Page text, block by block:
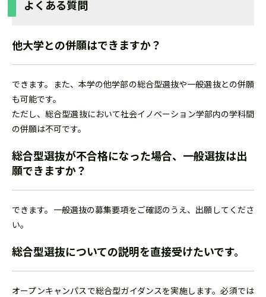
よくある質問
他大学との併願はできますか？
できます。また、本学の他学部の総合型選抜や一般選抜との併願
も可能です。
ただし、総合型選抜において社会イノベーション学部内の学科間
の併願は不可です。
総合型選抜が不合格になった場合、一般選抜は出
願できますか？
できます。一般選抜の募集要項をご確認のうえ、出願してくださ
い。
総合型選抜についての説明を直接受けたいです。
オープンキャンパスで総合型ガイダンスを実施します。必須では